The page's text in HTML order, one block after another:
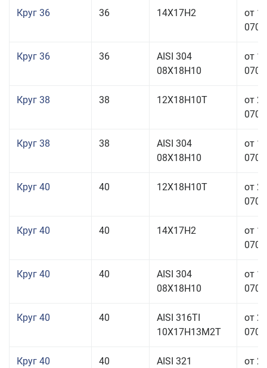
Круг 36 36 14Х17Н2
от
Круг 36 36
AISI 304
08Х18Н10
от
Круг 38 38 12Х18Н10Т
от
Круг 38 38
AISI 304
08Х18Н10
от
Круг 40 40 12Х18Н10Т
от
Круг 40 40 14Х17Н2
от
Круг 40 40
AISI 304
08Х18Н10
от
Круг 40 40
AISI 316TI
10Х17Н13М2Т
от
Круг 40 40
AISI 321
от